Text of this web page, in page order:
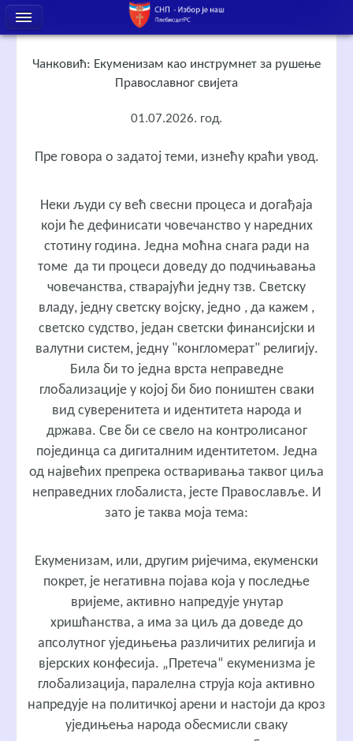
Чанковић: Екуменизам као инструмнет за рушење
Православног свијета
01.07.2026. год.
Пре говора о задатој теми, изнећу краћи увод.
Неки људи су већ свесни процеса и догађаја
који ће дефинисати човечанство у наредних
стотину година. Једна моћна снага ради на
томе да ти процеси доведу до подчињавања
човечанства, стварајући једну тзв. Светску
владу, једну светску војску, једно , да кажем ,
светско судство, један светски финансијски и
валутни систем, једну "конгломерат" религију.
Била би то једна врста неправедне
глобализације у којој би био поништен сваки
вид суверенитета и идентитета народа и
држава. Све би се свело на контролисаног
појединца са дигиталним идентитетом. Једна
од највећих препрека остваривања таквог циља
неправедних глобалиста, јесте Православље. И
зато је таква моја тема:
Екуменизам, или, другим ријечима, екуменски
покрет, је негативна појава која у последње
вријеме, активно напредује унутар
хришћанства, а има за циљ да доведе до
апсолутног уједињења различитих религија и
вјерских конфесија. „Претеча“ екуменизма је
глобализација, паралелна струја која активно
напредује на политичкој арени и настоји да кроз
уједињења народа обесмисли сваку